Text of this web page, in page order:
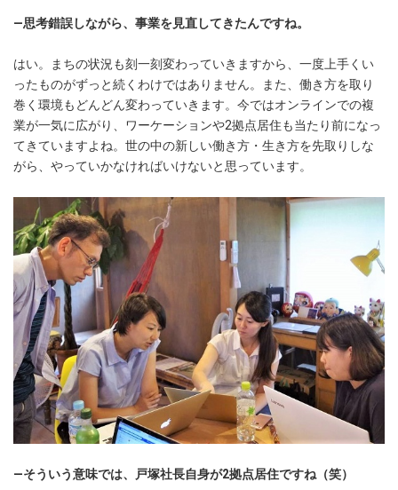
―思考錯誤しながら、事業を見直してきたんですね。
はい。まちの状況も刻一刻変わっていきますから、一度上手くい
ったものがずっと続くわけではありません。また、働き方を取り
巻く環境もどんどん変わっていきます。今ではオンラインでの複
業が一気に広がり、ワーケーションや2拠点居住も当たり前になっ
てきていますよね。世の中の新しい働き方・生き方を先取りしな
がら、やっていかなければいけないと思っています。
―そういう意味では、戸塚社長自身が2拠点居住ですね（笑）